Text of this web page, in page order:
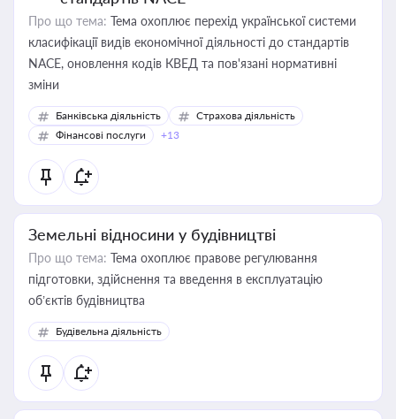
Про що тема: Тема охоплює перехід української системи
класифікації видів економічної діяльності до стандартів
NACE, оновлення кодів КВЕД та пов'язані нормативні
зміни
Банківська діяльність
Страхова діяльність
Фінансові послуги
+13
Земельні відносини у будівництві
Про що тема: Тема охоплює правове регулювання
підготовки, здійснення та введення в експлуатацію
об’єктів будівництва
Будівельна діяльність